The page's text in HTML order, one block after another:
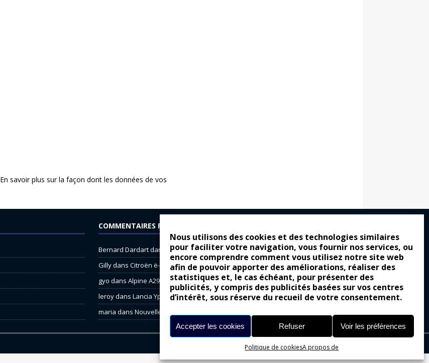
Nous utilisons des cookies et des technologies similaires
pour faciliter votre navigation, vous fournir nos services, ou
encore comprendre comment vous utilisez notre site web
afin de pouvoir apporter des améliorations, réaliser des
statistiques et, le cas échéant, pour présenter des
publicités, y compris des publicités basées sur vos centres
d’intérêt, sous réserve du recueil de votre consentement.
Accepter les cookies Refuser Voir les préférences
Politique de cookiesA propos de
En savoir plus sur la façon dont les données de vos
COMMENTAIRES RÉCENTS
Bernard Dardartdans
Dacia Sandero : pour les gens vrais
Gillydans Citroën ë-C3 : la révolution a commencé
gyo dans Alpine A290 : L’irrésistible attraction de la légèreté
leroydans Lancia Ypsilon : naturellement envoûtante ?
maria dans Nouvelle Opel Corsa : Yes of Corsa !